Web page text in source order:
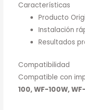
Características
Producto
Instalación
Resultados
Compatibilidad
Compatible con
100, WF-100W,